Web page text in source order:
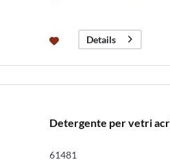
Details
Detergente per vetri
61481